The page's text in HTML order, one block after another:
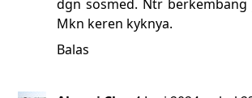
dgn sosmed. Ntr berkembang
Mkn keren kyknya.
Balas